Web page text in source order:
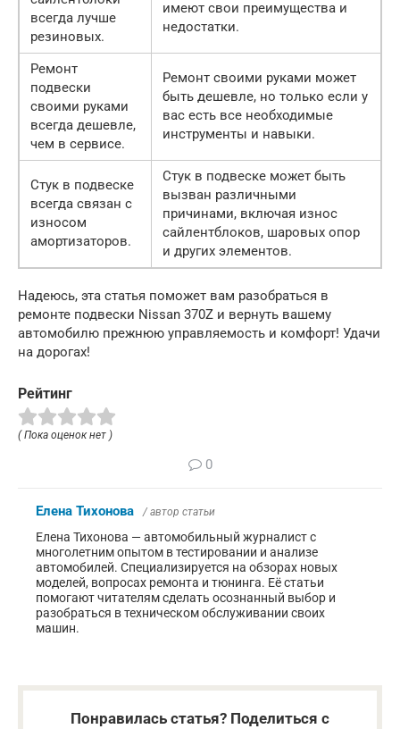
всегда лучше
резиновых.
имеют свои преимущества и
недостатки.
Ремонт
подвески
своими руками
всегда дешевле,
чем в сервисе.
Ремонт своими руками может
быть дешевле, но только если у
вас есть все необходимые
инструменты и навыки.
Стук в подвеске
всегда связан с
износом
амортизаторов.
Стук в подвеске может быть
вызван различными
причинами, включая износ
сайлентблоков, шаровых опор
и других элементов.
Надеюсь, эта статья поможет вам разобраться в
ремонте подвески Nissan 370Z и вернуть вашему
автомобилю прежнюю управляемость и комфорт! Удачи
на дорогах!
Рейтинг
( Пока оценок нет )
0
Елена Тихонова / автор статьи
Елена Тихонова — автомобильный журналист с
многолетним опытом в тестировании и анализе
автомобилей. Специализируется на обзорах новых
моделей, вопросах ремонта и тюнинга. Её статьи
помогают читателям сделать осознанный выбор и
разобраться в техническом обслуживании своих
машин.
Понравилась статья? Поделиться с